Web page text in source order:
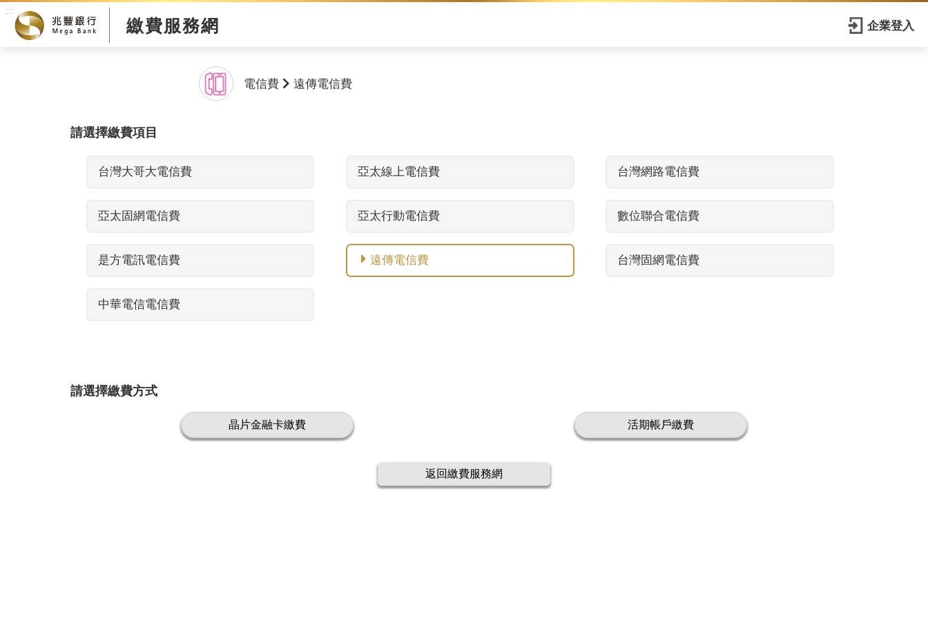
:::
繳費服務網 企業登入
電信費 遠傳電信費
請選擇繳費項目
台灣大哥大電信費 亞太線上電信費 台灣網路電信費
亞太固網電信費 亞太行動電信費 數位聯合電信費
是方電訊電信費 遠傳電信費 台灣固網電信費
中華電信電信費
請選擇繳費方式
晶片金融卡繳費 活期帳戶繳費
返回繳費服務網